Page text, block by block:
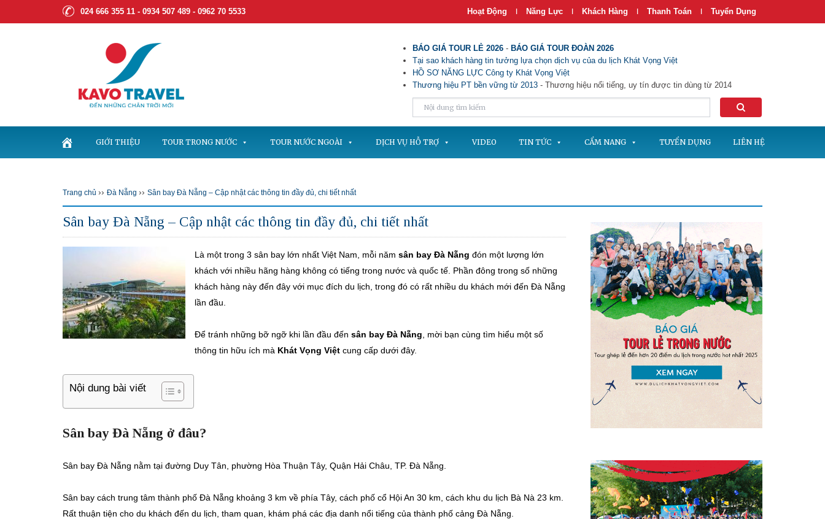
024 666 355 11 - 0934 507 489 - 0962 70 5533 Hoạt Động | Năng Lực | Khách Hàng | Thanh Toán | Tuyển Dụng
BÁO GIÁ TOUR LẺ 2026 - BÁO GIÁ TOUR ĐOÀN 2026
Tại sao khách hàng tin tưởng lựa chọn dịch vụ của du lịch Khát Vọng Việt
HỒ SƠ NĂNG LỰC Công ty Khát Vọng Việt
Thương hiệu PT bền vững từ 2013 - Thương hiệu nổi tiếng, uy tín được tin dùng từ 2014
GIỚI THIỆU TOUR TRONG NƯỚC TOUR NƯỚC NGOÀI DỊCH VỤ HỖ TRỢ VIDEO TIN TỨC CẨM NANG TUYỂN DỤNG LIÊN HỆ
Trang chủ ›› Đà Nẵng ›› Sân bay Đà Nẵng – Cập nhật các thông tin đầy đủ, chi tiết nhất
Sân bay Đà Nẵng – Cập nhật các thông tin đầy đủ, chi tiết nhất
Là một trong 3 sân bay lớn nhất Việt Nam, mỗi năm sân bay Đà Nẵng đón một lượng lớn
khách với nhiều hãng hàng không có tiếng trong nước và quốc tế. Phần đông trong số những
khách hàng này đến đây với mục đích du lịch, trong đó có rất nhiều du khách mới đến Đà Nẵng
lần đầu.
Để tránh những bỡ ngỡ khi lần đầu đến sân bay Đà Nẵng , mời bạn cùng tìm hiểu một số
thông tin hữu ích mà Khát Vọng Việt cung cấp dưới đây.
Nội dung bài viết
Sân bay Đà Nẵng ở đâu?
Sân bay Đà Nẵng nằm tại đường Duy Tân, phường Hòa Thuận Tây, Quận Hải Châu, TP. Đà Nẵng.
Sân bay cách trung tâm thành phố Đà Nẵng khoảng 3 km về phía Tây, cách phố cổ Hội An 30 km, cách khu du lịch Bà Nà 23 km.
Rất thuận tiện cho du khách đến du lịch, tham quan, khám phá các địa danh nổi tiếng của thành phố cảng Đà Nẵng.